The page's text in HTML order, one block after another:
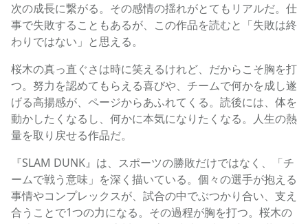
次の成長に繋がる。その感情の揺れがとてもリアルだ。仕
事で失敗することもあるが、この作品を読むと「失敗は終
わりではない」と思える。
桜木の真っ直ぐさは時に笑えるけれど、だからこそ胸を打
つ。努力を認めてもらえる喜びや、チームで何かを成し遂
げる高揚感が、ページからあふれてくる。読後には、体を
動かしたくなるし、何かに本気になりたくなる。人生の熱
量を取り戻せる作品だ。
『SLAM DUNK』は、スポーツの勝敗だけではなく、「チ
ームで戦う意味」を深く描いている。個々の選手が抱える
事情やコンプレックスが、試合の中でぶつかり合い、支え
合うことで1つの力になる。その過程が胸を打つ。桜木の